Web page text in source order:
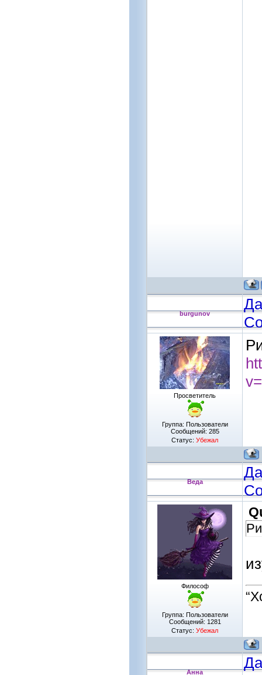
burgunov
Просветитель
Группа: Пользователи
Сообщений: 285
Статус: Убежал
Веда
Философ
Группа: Пользователи
Сообщений: 1281
Статус: Убежал
Анна